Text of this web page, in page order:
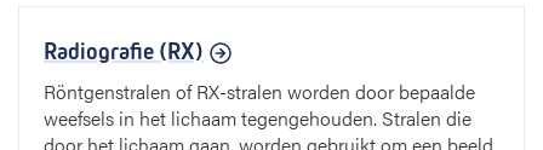
Radiografie (RX)
Röntgenstralen of RX-stralen worden door bepaalde
weefsels in het lichaam tegengehouden. Stralen die